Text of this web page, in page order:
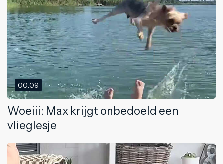
00:09
Woeiii: Max krijgt onbedoeld een
vlieglesje